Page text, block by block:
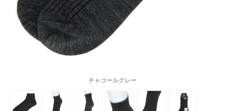
チャコールグレー